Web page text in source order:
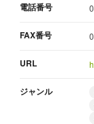
電話番号
FAX番号
URL
ジャンル